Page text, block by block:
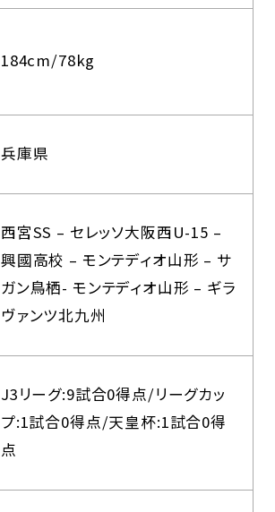
184cm/78kg
兵庫県
西宮SS – セレッソ大阪西U-15 –
興國高校 – モンテディオ山形 – サ
ガン鳥栖- モンテディオ山形 – ギラ
ヴァンツ北九州
J3リーグ:9試合0得点/リーグカッ
プ:1試合0得点/天皇杯:1試合0得
点